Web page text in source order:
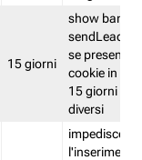
15 giorni
show banner
sendLead
se presenti
cookie in un
15 giorni e
diversi
impedisce
l'inserimento